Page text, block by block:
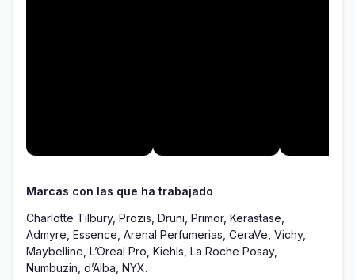
Marcas con las que ha trabajado
Charlotte Tilbury, Prozis, Druni, Primor, Kerastase,
Admyre, Essence, Arenal Perfumerias, CeraVe, Vichy,
Maybelline, L’Oreal Pro, Kiehls, La Roche Posay,
Numbuzin, d’Alba, NYX.